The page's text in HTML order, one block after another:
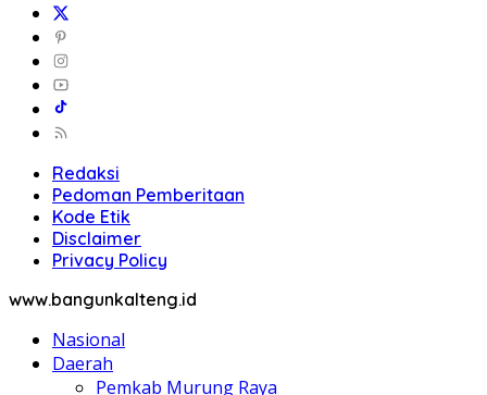
Redaksi
Pedoman Pemberitaan
Disclaimer
Privacy Policy
www.bangunkalteng.id
Nasional
Daerah
DPRD Murung Raya
DPRD Kotawaringin Timur